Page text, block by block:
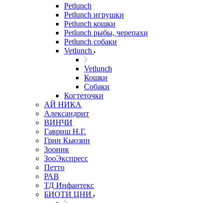
Petlunch
Petlunch игрушки
Petlunch кошки
Petlunch рыбы, черепахи
Petlunch собаки
Vetlunch
Vetlunch
Кошки
Собаки
Когтеточки
АЙ НИКА
Александрит
ВИНЧИ
Гавриш Н.Г.
Грин Кьюзин
Зооник
ЗооЭкспресс
Петто
РАВ
ТД Инфантекс
БИОТИ ЦНИ